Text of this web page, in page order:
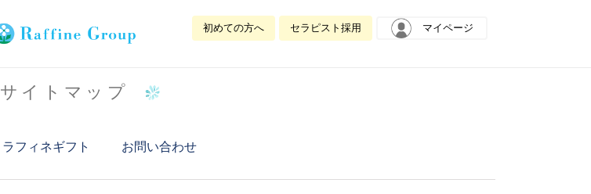
初めての方へ セラピスト採用 マイページ
サイトマップ
ラフィネギフト お問い合わせ